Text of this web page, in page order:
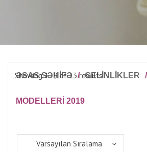
ƏSAS SƏHİFƏ / GELINLIKLER /
MODELLERI 2019
Showing 1–9 of 13 results
Varsayılan Sıralama